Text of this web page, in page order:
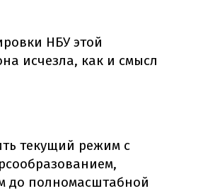
НБУ этой
исчезла, как и смысл
текущий режим с
до полномасштабной